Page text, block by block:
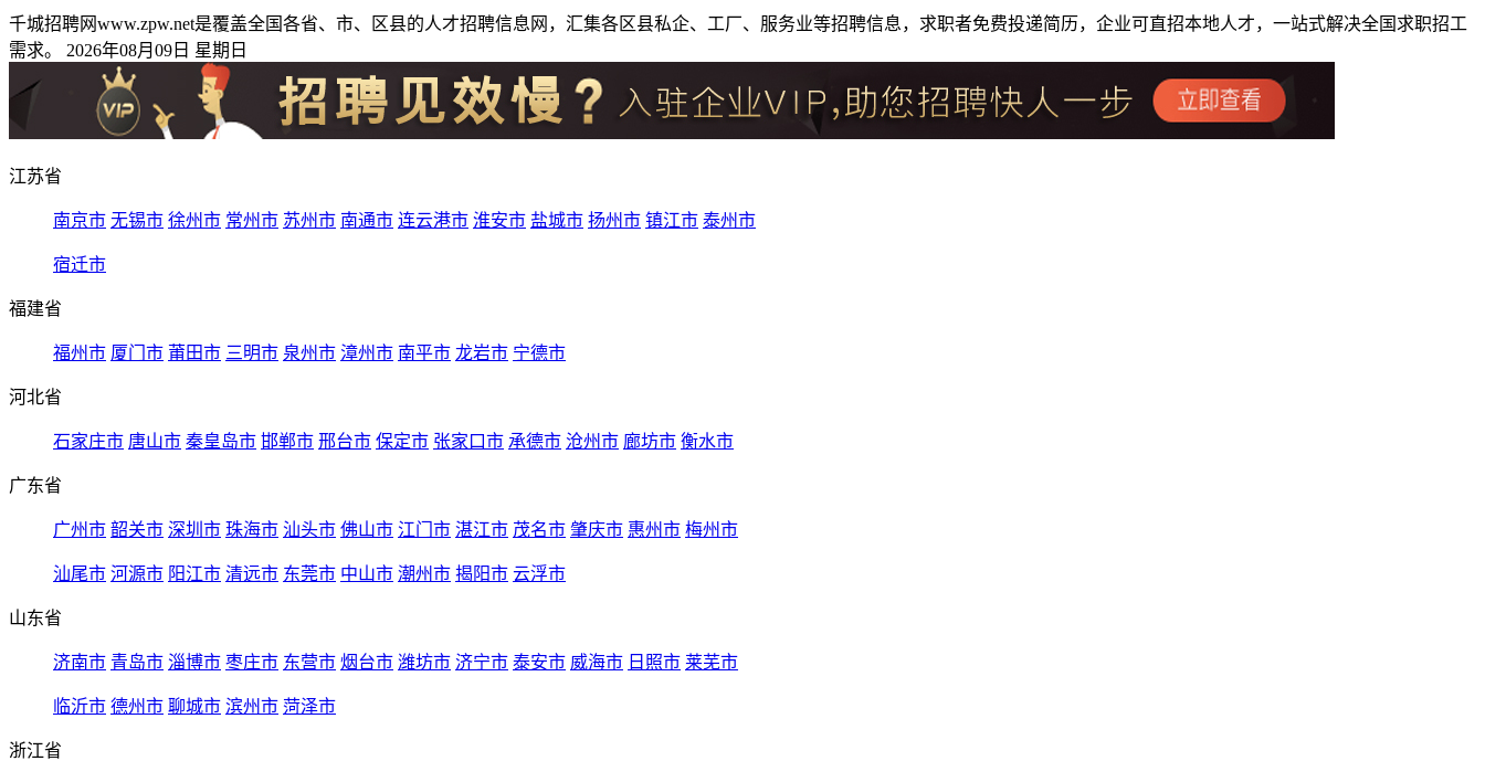
千城招聘网www.zpw.net是覆盖全国各省、市、区县的人才招聘信息网，汇集各区县私企、工厂、服务业等招聘信息，求职者免费投递简历，企业可直招本地人才，一站式解决全国求职招工
需求。 2026年08月09日 星期日
江苏省
南京市 无锡市 徐州市 常州市 苏州市 南通市 连云港市 淮安市 盐城市 扬州市 镇江市 泰州市
宿迁市
福建省
福州市 厦门市 莆田市 三明市 泉州市 漳州市 南平市 龙岩市 宁德市
河北省
石家庄市 唐山市 秦皇岛市 邯郸市 邢台市 保定市 张家口市 承德市 沧州市 廊坊市 衡水市
广东省
广州市 韶关市 深圳市 珠海市 汕头市 佛山市 江门市 湛江市 茂名市 肇庆市 惠州市 梅州市
汕尾市 河源市 阳江市 清远市 东莞市 中山市 潮州市 揭阳市 云浮市
山东省
济南市 青岛市 淄博市 枣庄市 东营市 烟台市 潍坊市 济宁市 泰安市 威海市 日照市 莱芜市
临沂市 德州市 聊城市 滨州市 菏泽市
浙江省